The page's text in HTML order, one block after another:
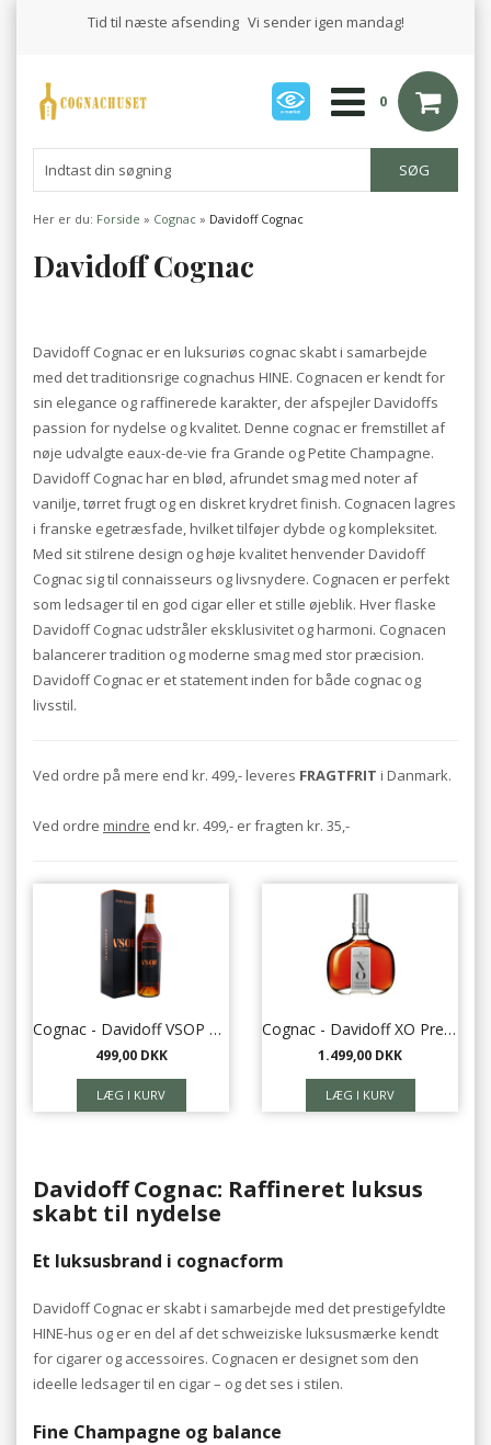
Tid til næste afsending Vi sender igen mandag!
0
Her er du: Forside » Cognac » Davidoff Cognac
Davidoff Cognac
Davidoff Cognac er en luksuriøs cognac skabt i samarbejde
med det traditionsrige cognachus HINE. Cognacen er kendt for
sin elegance og raffinerede karakter, der afspejler Davidoffs
passion for nydelse og kvalitet. Denne cognac er fremstillet af
nøje udvalgte eaux-de-vie fra Grande og Petite Champagne.
Davidoff Cognac har en blød, afrundet smag med noter af
vanilje, tørret frugt og en diskret krydret finish. Cognacen lagres
i franske egetræsfade, hvilket tilføjer dybde og kompleksitet.
Med sit stilrene design og høje kvalitet henvender Davidoff
Cognac sig til connaisseurs og livsnydere. Cognacen er perfekt
som ledsager til en god cigar eller et stille øjeblik. Hver flaske
Davidoff Cognac udstråler eksklusivitet og harmoni. Cognacen
balancerer tradition og moderne smag med stor præcision.
Davidoff Cognac er et statement inden for både cognac og
livsstil.
Ved ordre på mere end kr. 499,- leveres FRAGTFRIT i Danmark.
Ved ordre mindre end kr. 499,- er fragten kr. 35,-
Cognac - Davidoff VSOP Cognac 40%
499,00 DKK
Cognac - Davidoff XO Prestige Cognac 40%
1.499,00 DKK
Davidoff Cognac: Raffineret luksus
skabt til nydelse
Et luksusbrand i cognacform
Davidoff Cognac er skabt i samarbejde med det prestigefyldte
HINE-hus og er en del af det schweiziske luksusmærke kendt
for cigarer og accessoires. Cognacen er designet som den
ideelle ledsager til en cigar – og det ses i stilen.
Fine Champagne og balance